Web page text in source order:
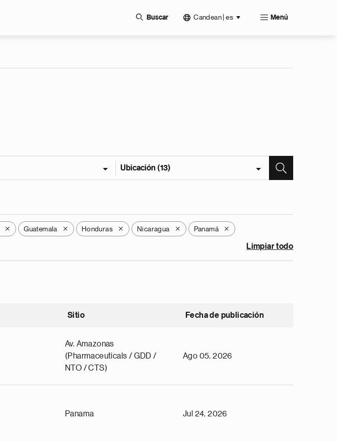
Buscar Candean | es Menú
Ubicación (13)
X Guatemala X Honduras X Nicaragua X Panamá X
Limpiar todo
Sitio Fecha de publicación
Av. Amazonas
(Pharmaceuticals / GDD /
NTO / CTS)
Ago 05, 2026
Panama Jul 24, 2026